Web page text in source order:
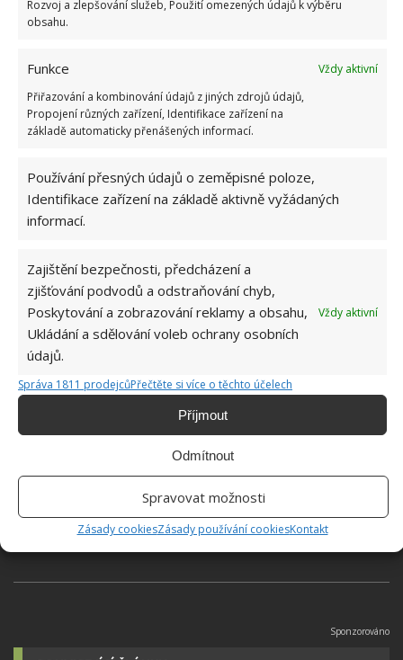
Rozvoj a zlepšování služeb, Použití omezených údajů k výběru
obsahu.
Funkce
Vždy aktivní
Přiřazování a kombinování údajů z jiných zdrojů údajů,
Propojení různých zařízení, Identifikace zařízení na
základě automaticky přenášených informací.
Používání přesných údajů o zeměpisné poloze,
Identifikace zařízení na základě aktivně vyžádaných
informací.
Zajištění bezpečnosti, předcházení a
zjišťování podvodů a odstraňování chyb,
Poskytování a zobrazování reklamy a obsahu,
Ukládání a sdělování voleb ochrany osobních
údajů.
Vždy aktivní
Správa 1811 prodejcůPřečtěte si více o těchto účelech
Příjmout
Odmítnout
Spravovat možnosti
Zásady cookiesZásady používání cookiesKontakt
ČISTÍCÍ PROSTŘEDKY DOMÁCÍ PRÁCE
DOMÁCNOST
Hana Musilová
Do redakce Bydlimeutulne.cz se
přidala během svých studií a práce
redaktorky ji tak nadchla, že se
rozhodla zůstat. Její v...[Více o
autorovi]